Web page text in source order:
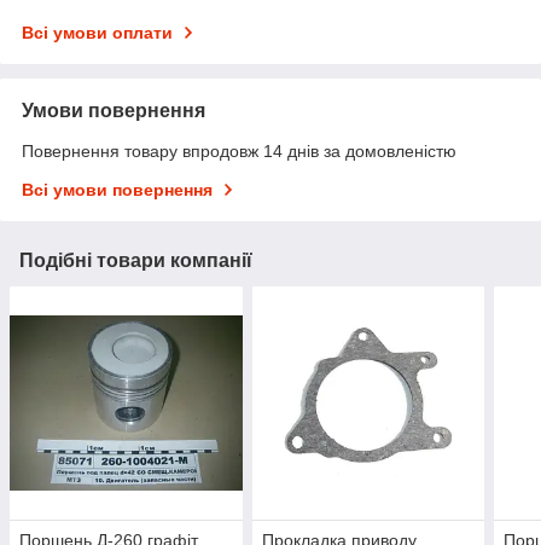
Всі умови оплати
Умови повернення
Повернення товару впродовж 14 днів за домовленістю
Всі умови повернення
Подібні товари компанії
Поршень Д-260 графіт.
Прокладка приводу